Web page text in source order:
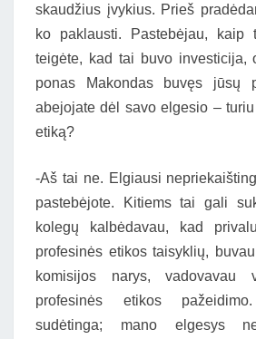
skaudžius įvykius. Prieš
ko paklausti. Pastebėjau,
teigėte, kad tai buvo investicija,
ponas Makondas buvęs jūsų
abejojate dėl savo elgesio –
etiką?
-Aš tai ne. Elgiausi
pastebėjote. Kitiems tai gali
kolegų kalbėdavau, kad
profesinės etikos taisyklių,
komisijos narys, vadovavau
profesinės etikos
sudėtinga; mano elgesys